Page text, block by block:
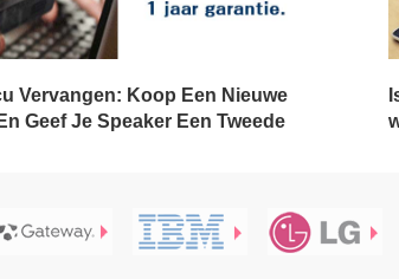
Vervangen: Koop Een Nieuwe
Geef Je Speaker Een Tweede